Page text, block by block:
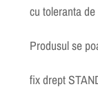
cu toleranta
Produsul se
fix drept